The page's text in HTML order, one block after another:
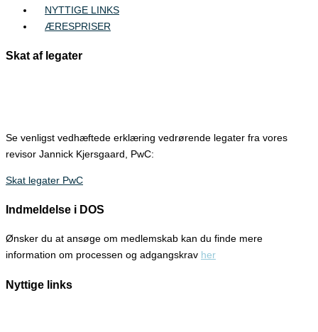
NYTTIGE LINKS
ÆRESPRISER
Skat af legater
Se venligst vedhæftede erklæring vedrørende legater fra vores
revisor Jannick Kjersgaard, PwC:
Skat legater PwC
Indmeldelse i DOS
Ønsker du at ansøge om medlemskab kan du finde mere
information om processen og adgangskrav her
Nyttige links